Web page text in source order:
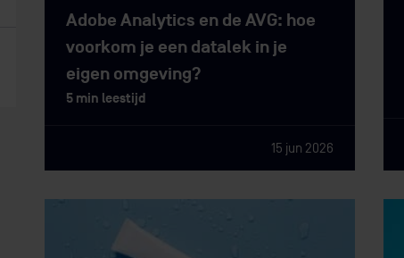
Adobe Analytics en de AVG: hoe
voorkom je een datalek in je
eigen omgeving?
5 min leestijd
15 jun 2026